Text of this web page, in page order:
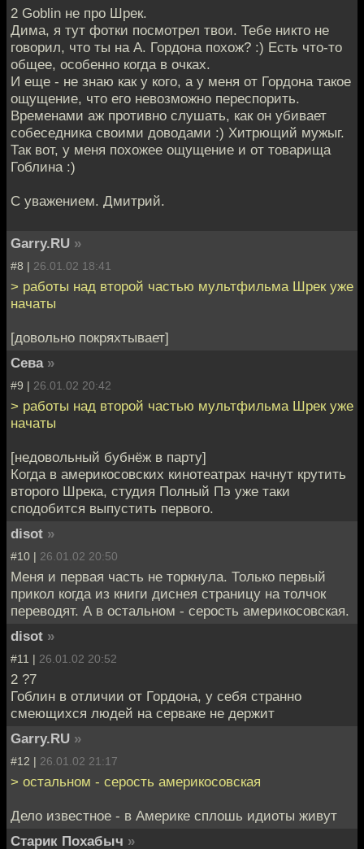
2 Goblin не про Шрек.
Дима, я тут фотки посмотрел твои. Тебе никто не
говорил, что ты на А. Гордона похож? :) Есть что-то
общее, особенно когда в очках.
И еще - не знаю как у кого, а у меня от Гордона такое
ощущение, что его невозможно переспорить.
Временами аж противно слушать, как он убивает
собеседника своими доводами :) Хитрющий мужыг.
Так вот, у меня похожее ощущение и от товарища
Гоблина :)
С уважением. Дмитрий.
Garry.RU »
#8 | 26.01.02 18:41
> работы над второй частью мультфильма Шрек уже
начаты
[довольно покряхтывает]
Сева »
#9 | 26.01.02 20:42
> работы над второй частью мультфильма Шрек уже
начаты
[недовольный бубнёж в парту]
Когда в америкосовских кинотеатрах начнут крутить
второго Шрека, студия Полный Пэ уже таки
сподобится выпустить первого.
disot »
#10 | 26.01.02 20:50
Меня и первая часть не торкнула. Только первый
прикол когда из книги диснея страницу на толчок
переводят. А в остальном - серость америкосовская.
disot »
#11 | 26.01.02 20:52
2 ?7
Гоблин в отличии от Гордона, у себя странно
смеющихся людей на серваке не держит
Garry.RU »
#12 | 26.01.02 21:17
> остальном - серость америкосовская
Дело известное - в Америке сплошь идиоты живут
Старик Похабыч »